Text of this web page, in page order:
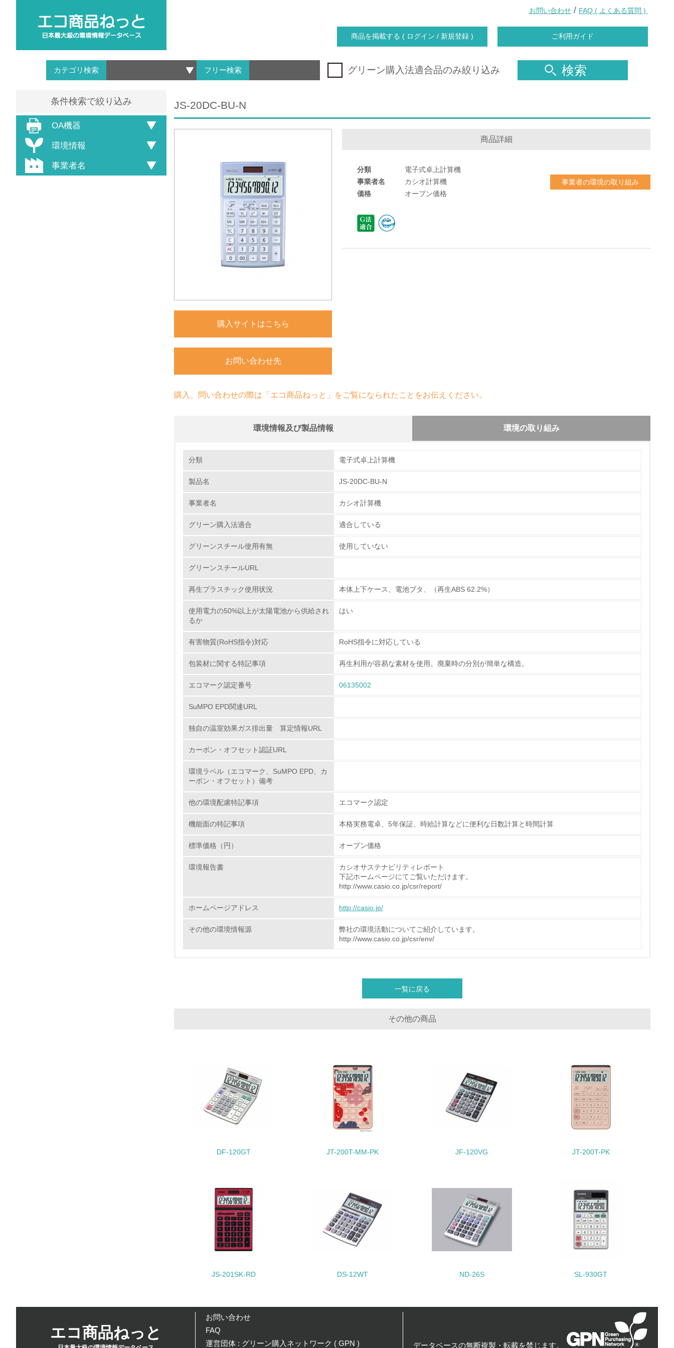
お問い合わせ / FAQ ( よくある質問 )
商品を掲載する ( ログイン / 新規登録 ) ご利用ガイド
カテゴリ検索 フリー検索 グリーン購入法適合品のみ絞り込み 検索
条件検索で絞り込み
OA機器
環境情報
事業者名
JS-20DC-BU-N
購入サイトはこちら
お問い合わせ先
商品詳細
分類
電子式卓上計算機
事業者名
カシオ計算機
価格
オープン価格
事業者の環境の取り組み
購入、問い合わせの際は「エコ商品ねっと」をご覧になられたことをお伝えください。
環境情報及び製品情報 環境の取り組み
1.環境取り組み体制
No.
→ 導入している規格名
8. 第三者認証を取得している
2.環境への取り組み
No.
<L2> 資源とエネルギーの使用量の把握をし、具体的な削減目標や計画を立てている
環境配慮型製品・サービスの製造・販売
11. <L1> 環境配慮型製品・サービスの製造・販売を積極的に行っている
グリーン購入
非該当（包装・物流を必要とする業務を行っていない）
15. <L1> 環境負荷ができるだけ小さい包装・梱包を行っている
<L2> 環境負荷ができるだけ小さい物流を行っている
<L1> 化学物質の使用量及び外部（大気・水・土壌）への排出量削減の取り組みを行っている
<L2> 化学物質の使用量及び外部への排出量を把握し、具体的な削減目標や計画を立てている
19. <L1> 廃棄物の発生量の削減及びリサイクルの推進、適正処理を行っている
分類 電子式卓上計算機
製品名 JS-20DC-BU-N
事業者名 カシオ計算機
グリーン購入法適合 適合している
グリーンスチール使用有無 使用していない
グリーンスチールURL
再生プラスチック使用状況 本体上下ケース、電池ブタ、（再生ABS 62.2%）
使用電力の50%以上が太陽電池から供給され
るか
はい
有害物質(RoHS指令)対応 RoHS指令に対応している
包装材に関する特記事項 再生利用が容易な素材を使用。廃棄時の分別が簡単な構造。
エコマーク認定番号 06135002
SuMPO EPD関連URL
独自の温室効果ガス排出量 算定情報URL
カーボン・オフセット認証URL
環境ラベル（エコマーク、SuMPO EPD、カ
ーボン・オフセット）備考
他の環境配慮特記事項 エコマーク認定
機能面の特記事項 本格実務電卓、5年保証、時給計算などに便利な日数計算と時間計算
標準価格（円） オープン価格
環境報告書
カシオサステナビリティレポート
下記ホームページにてご覧いただけます。
http://www.casio.co.jp/csr/report/
ホームページアドレス http://casio.jp/
その他の環境情報源
弊社の環境活動についてご紹介しています。
http://www.casio.co.jp/csr/env/
一覧に戻る
その他の商品
DF-120GT JT-200T-MM-PK JF-120VG JT-200T-PK
JS-201SK-RD DS-12WT ND-26S SL-930GT
エコ商品ねっと
お問い合わせ
FAQ
運営団体 : グリーン購入ネットワーク ( GPN )
データベースの無断複製・転載を禁じます。